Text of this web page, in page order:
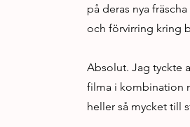
på deras nya
och förvirring kring
Absolut. Jag tyckte
filma i kombination
heller så mycket till